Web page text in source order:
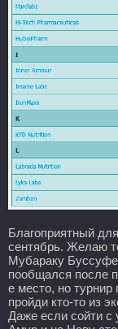
Благоприятный
сентябрь. Желаю
Мубараку
пообщался после
е место, но турнир
пройди кто-то из
Даже если сойти с